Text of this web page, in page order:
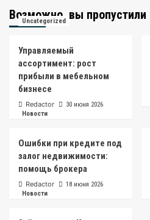
Возможно, вы пропустили
Uncategorized
Управляемый
ассортимент: рост
прибыли в мебельном
бизнесе
Redactor 30 июня 2026
Новости
Ошибки при кредите под
залог недвижимости:
помощь брокера
Redactor 18 июня 2026
Новости